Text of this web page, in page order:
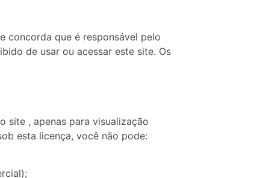
concorda que é responsável pelo
de usar ou acessar este site. Os
site , apenas para visualização
esta licença, você não pode: